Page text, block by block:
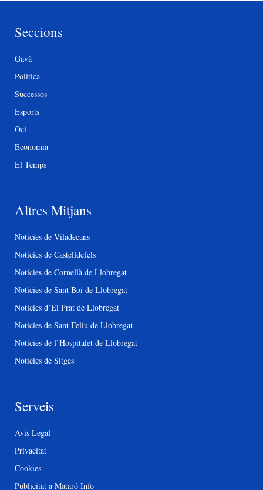
Seccions
Gavà
Política
Successos
Esports
Oci
Economia
El Temps
Altres Mitjans
Notícies de Viladecans
Notícies de Castelldefels
Notícies de Cornellà de Llobregat
Notícies de Sant Boi de Llobregat
Notícies d’El Prat de Llobregat
Notícies de Sant Feliu de Llobregat
Notícies de l’Hospitalet de Llobregat
Notícies de Sitges
Serveis
Avís Legal
Privacitat
Cookies
Publicitat a Mataró Info